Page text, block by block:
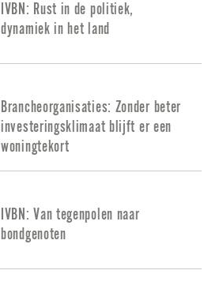
IVBN: Rust in de politiek,
dynamiek in het land
Brancheorganisaties: Zonder beter
investeringsklimaat blijft er een
woningtekort
IVBN: Van tegenpolen naar
bondgenoten